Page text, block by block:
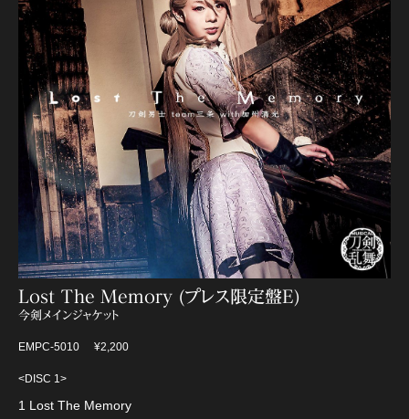
Lost The Memory (プレス限定盤E)
今剣メインジャケット
EMPC-5010 ¥2,200
<DISC 1>
1 Lost The Memory